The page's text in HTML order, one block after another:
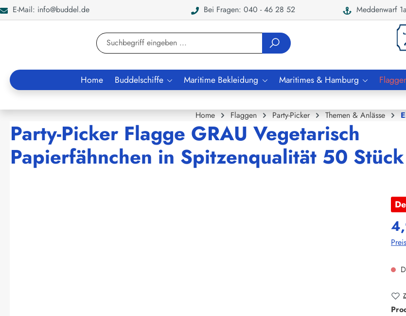
Zur Suche springen
E-Mail: info@buddel.de Bei Fragen: 040 - 46 28 52 Meddenwarf
Home Buddelschiffe Maritime Bekleidung Maritimes & Hamburg
Home Flaggen Party-Picker Themen & Anlässe
Party-Picker Flagge GRAU Vegetarisch
Papierfähnchen in Spitzenqualität 50